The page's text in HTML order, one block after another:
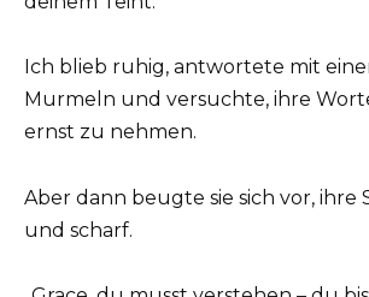
Ich blieb ruhig, antwortete mit
Murmeln und versuchte, ihre
ernst zu nehmen.
Aber dann beugte sie sich vor, ihre
und scharf.